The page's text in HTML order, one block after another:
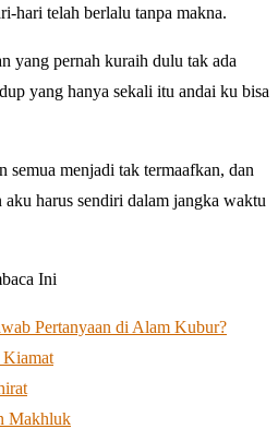
hari telah berlalu tanpa makna.
yang pernah kuraih dulu tak ada
yang hanya sekali itu andai ku bisa
menjadi tak termaafkan, dan
aku harus sendiri dalam jangka waktu
Ini
Pertanyaan di Alam Kubur?
Makhluk